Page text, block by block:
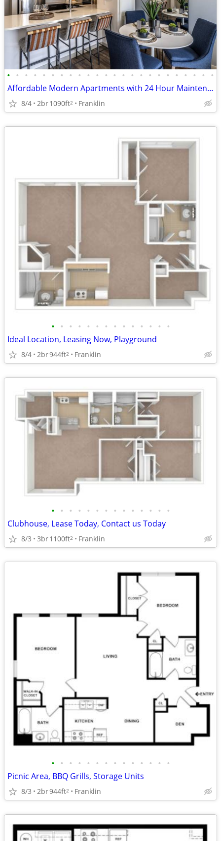
• • • • • • • • • • • • • • • • • • • • • • • •
Affordable Modern Apartments with 24 Hour Maintenance
8/4 2br1090ft2 Franklin
• • • • • • • • • • • • • •
Ideal Location, Leasing Now, Playground
8/4 2br944ft2 Franklin
• • • • • • • • • • • • • •
Clubhouse, Lease Today, Contact us Today
8/3 3br1100ft2 Franklin
• • • • • • • • • • • • • •
Picnic Area, BBQ Grills, Storage Units
8/3 2br944ft2 Franklin